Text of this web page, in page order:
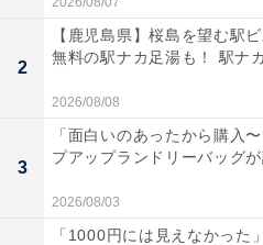
2
【鹿児島県】桜島を望む駅
無料の駅ナカ足湯も！ 駅ナ
2026/08/08
3
「面白いのあったから購入
プアップランドリーバッグが
2026/08/03
「1000円には見えなかった